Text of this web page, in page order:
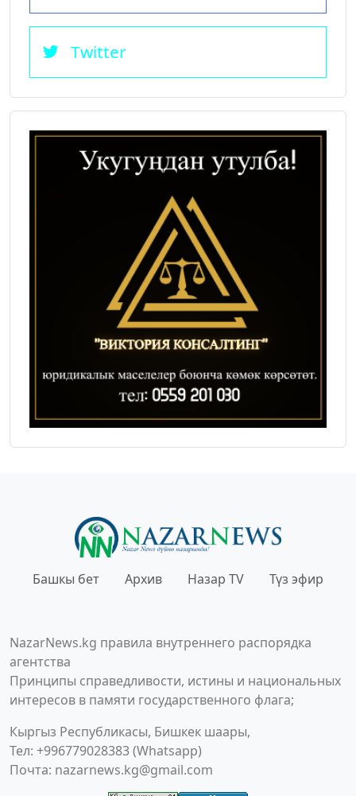
Twitter
Башкы бет Архив Назар TV Түз эфир
NazarNews.kg правила внутреннего распорядка
агентства
Принципы справедливости, истины и национальных
интересов в памяти государственного флага;
Кыргыз Республикасы, Бишкек шаары,
Тел: +996779028383 (Whatsapp)
Почта: nazarnews.kg@gmail.com